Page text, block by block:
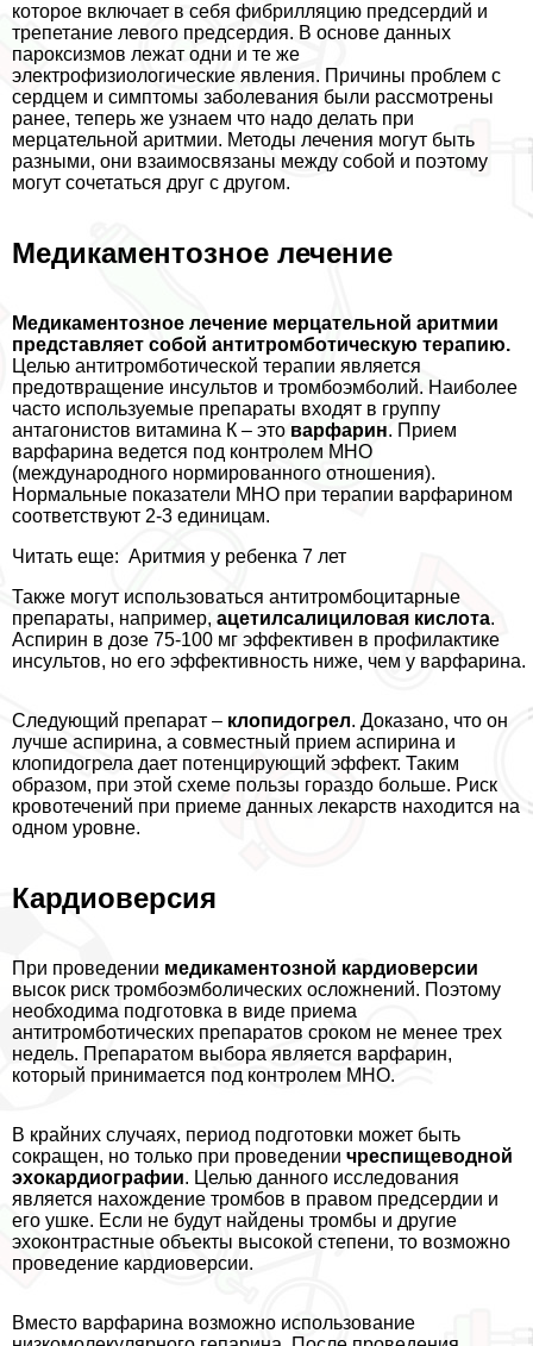
которое включает в себя фибрилляцию предсердий и
трепетание левого предсердия. В основе данных
пароксизмов лежат одни и те же
электрофизиологические явления. Причины проблем с
сердцем и симптомы заболевания были рассмотрены
ранее, теперь же узнаем что надо делать при
мерцательной аритмии. Методы лечения могут быть
разными, они взаимосвязаны между собой и поэтому
могут сочетаться друг с другом.
Медикаментозное лечение
Медикаментозное лечение мерцательной аритмии
представляет собой антитромботическую терапию.
Целью антитромботической терапии является
предотвращение инсультов и тромбоэмболий. Наиболее
часто используемые препараты входят в группу
антагонистов витамина К – это варфарин. Прием
варфарина ведется под контролем МНО
(международного нормированного отношения).
Нормальные показатели МНО при терапии варфарином
соответствуют 2-3 единицам.
Читать еще: Аритмия у ребенка 7 лет
Также могут использоваться антитромбоцитарные
препараты, например, ацетилсалициловая кислота.
Аспирин в дозе 75-100 мг эффективен в профилактике
инсультов, но его эффективность ниже, чем у варфарина.
Следующий препарат – клопидогрел. Доказано, что он
лучше аспирина, а совместный прием аспирина и
клопидогрела дает потенцирующий эффект. Таким
образом, при этой схеме пользы гораздо больше. Риск
кровотечений при приеме данных лекарств находится на
одном уровне.
Кардиоверсия
При проведении медикаментозной кардиоверсии
высок риск тромбоэмболических осложнений. Поэтому
необходима подготовка в виде приема
антитромботических препаратов сроком не менее трех
недель. Препаратом выбора является варфарин,
который принимается под контролем МНО.
В крайних случаях, период подготовки может быть
сокращен, но только при проведении чреспищеводной
эхокардиографии. Целью данного исследования
является нахождение тромбов в правом предсердии и
его ушке. Если не будут найдены тромбы и другие
эхоконтрастные объекты высокой степени, то возможно
проведение кардиоверсии.
Вместо варфарина возможно использование